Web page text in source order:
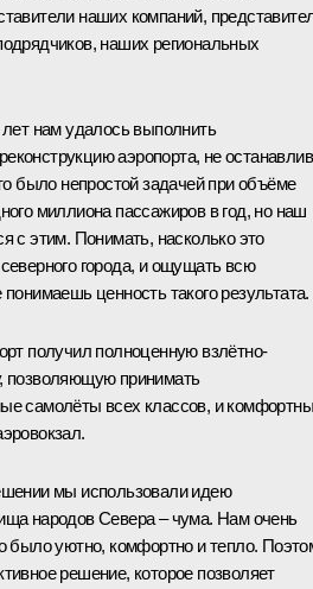
наших компаний,
наших региональных
нам удалось выполнить
аэропорта, не
было непростой задачей при объёме
миллиона пассажиров в год, но наш
с этим. Понимать, насколько это
города, и ощущать всю
ценность такого результата.
получил полноценную взлётно-
позволяющую принимать
самолёты всех классов, и
мы использовали идею
народов Севера – чума. Нам очень
было уютно, комфортно и тепло.
решение, которое позволяет